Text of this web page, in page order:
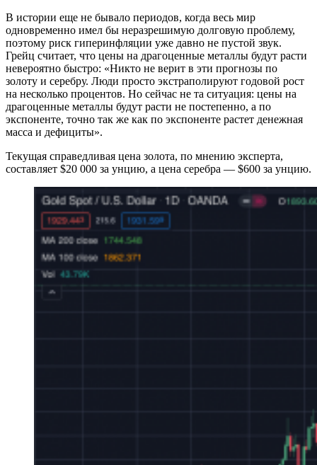
В истории еще не бывало периодов, когда весь мир
одновременно имел бы неразрешимую долговую проблему,
поэтому риск гиперинфляции уже давно не пустой звук.
Грейц считает, что цены на драгоценные металлы будут расти
невероятно быстро: «Никто не верит в эти прогнозы по
золоту и серебру. Люди просто экстраполируют годовой рост
на несколько процентов. Но сейчас не та ситуация: цены на
драгоценные металлы будут расти не постепенно, а по
экспоненте, точно так же как по экспоненте растет денежная
масса и дефициты».
Текущая справедливая цена золота, по мнению эксперта,
составляет $20 000 за унцию, а цена серебра — $600 за унцию.